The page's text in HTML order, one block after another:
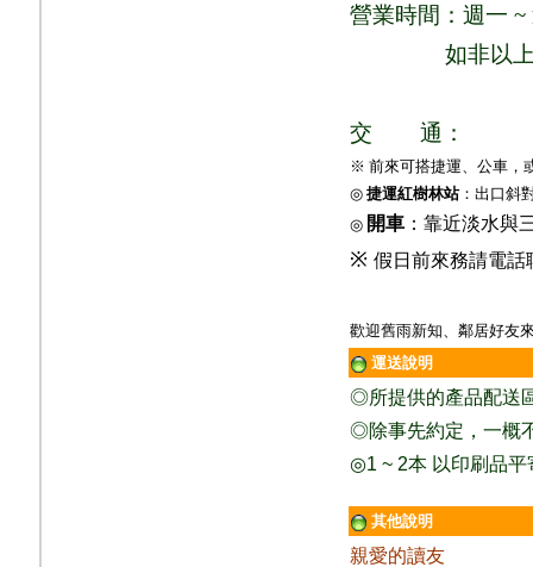
營業時間：週一 ~
如非以
交 通：
※ 前來可搭捷運、公車，
◎ 捷運紅樹林站：出口斜
◎ 開車 ：靠近淡水與
※ 假日前來務請電話
歡迎舊雨新知、鄰居好友
運送說明
◎所提供的產品配送
◎除事先約定，一概
◎1 ~ 2本 以印刷品
其他說明
親愛的讀友